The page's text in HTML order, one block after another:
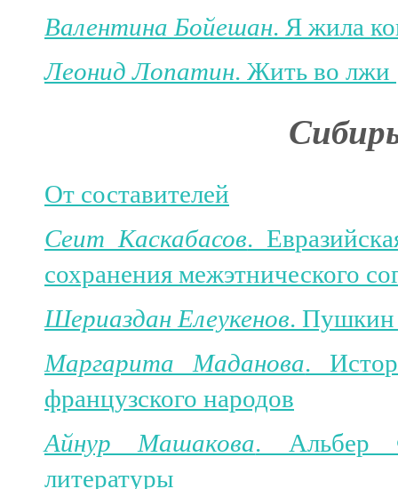
Валентина Бойешан. Я жила
Леонид Лопатин. Жить во лжи
От составителей
Сеит Каскабасов.
сохранения межэтнического
Шериаздан Елеукенов. Пушкин
Маргарита Маданова.
французского народов
Айнур Машакова. Альбер
литературы